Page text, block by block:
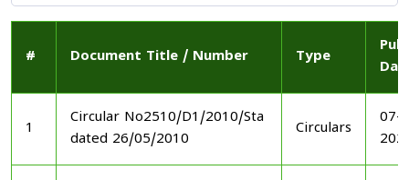
# Document Title / Number Type
1
Circular No2510/D1/2010/Sta
dated 26/05/2010
Circulars
07-